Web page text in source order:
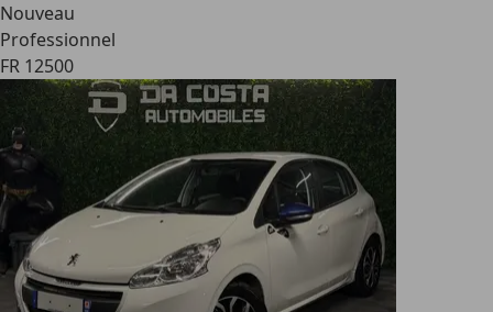
Nouveau
Professionnel
FR 12500